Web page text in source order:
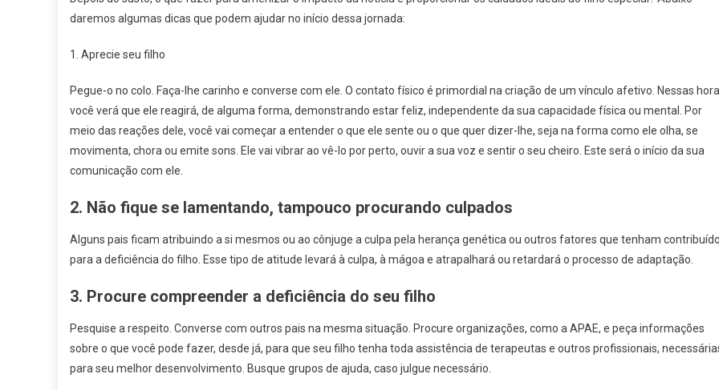
daremos algumas dicas que podem ajudar no início dessa jornada:
1. Aprecie seu filho
Pegue-o no colo. Faça-lhe carinho e converse com ele. O contato físico é primordial na criação de um vínculo afetivo. Nessas
você verá que ele reagirá, de alguma forma, demonstrando estar feliz, independente da sua capacidade física ou mental. Por
meio das reações dele, você vai começar a entender o que ele sente ou o que quer dizer-lhe, seja na forma como ele olha, se
movimenta, chora ou emite sons. Ele vai vibrar ao vê-lo por perto, ouvir a sua voz e sentir o seu cheiro. Este será o início da sua
comunicação com ele.
2. Não fique se lamentando, tampouco procurando culpados
Alguns pais ficam atribuindo a si mesmos ou ao cônjuge a culpa pela herança genética ou outros fatores que tenham
para a deficiência do filho. Esse tipo de atitude levará à culpa, à mágoa e atrapalhará ou retardará o processo de adaptação.
3. Procure compreender a deficiência do seu filho
Pesquise a respeito. Converse com outros pais na mesma situação. Procure organizações, como a APAE, e peça informações
sobre o que você pode fazer, desde já, para que seu filho tenha toda assistência de terapeutas e outros profissionais,
para seu melhor desenvolvimento. Busque grupos de ajuda, caso julgue necessário.